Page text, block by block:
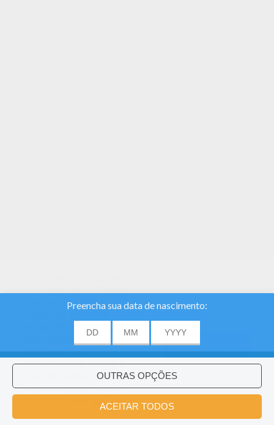
para analisar o tráfego e
dar aos nossos
experiência do usuário.
fornecemos
informações sobre o
uso de nosso site
nossos parceiros de
publicidade e análise.
ACEITAR